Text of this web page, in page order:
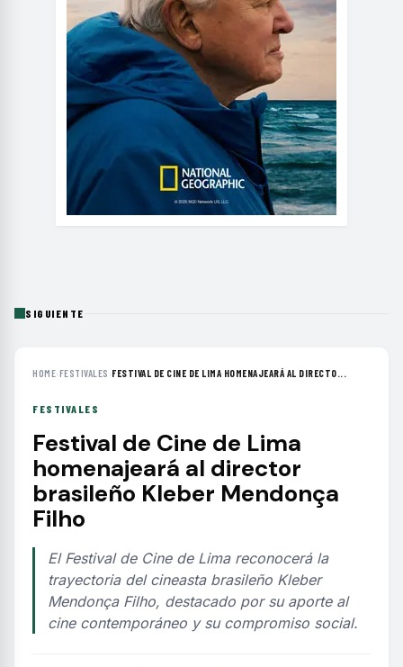
SIGUIENTE
HOME›FESTIVALES ›FESTIVAL DE CINE DE LIMA HOMENAJEARÁ AL DIRECTO...
FESTIVALES
Festival de Cine de Lima
homenajeará al director
brasileño Kleber Mendonça
Filho
El Festival de Cine de Lima reconocerá la
trayectoria del cineasta brasileño Kleber
Mendonça Filho, destacado por su aporte al
cine contemporáneo y su compromiso social.